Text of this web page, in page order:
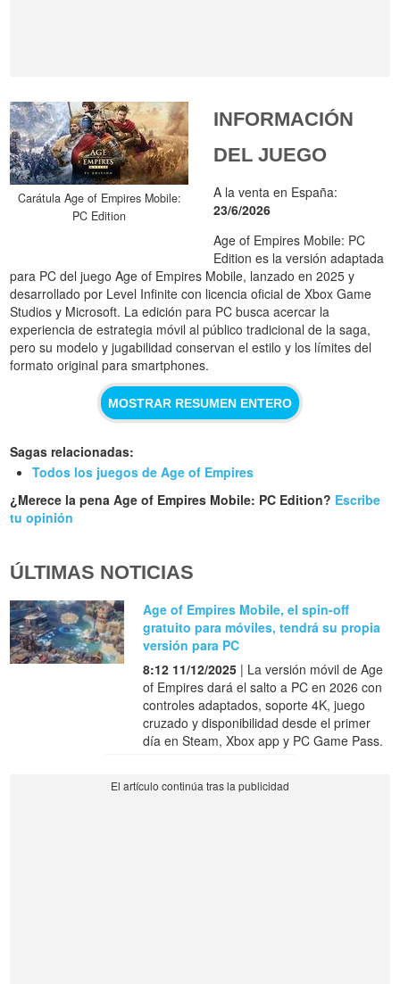
Carátula Age of Empires Mobile:
PC Edition
INFORMACIÓN
DEL JUEGO
A la venta en España:
23/6/2026
Age of Empires Mobile: PC
Edition es la versión adaptada
para PC del juego Age of Empires Mobile, lanzado en 2025 y
desarrollado por Level Infinite con licencia oficial de Xbox Game
Studios y Microsoft. La edición para PC busca acercar la
experiencia de estrategia móvil al público tradicional de la saga,
pero su modelo y jugabilidad conservan el estilo y los límites del
formato original para smartphones.
MOSTRAR RESUMEN ENTERO
Sagas relacionadas:
Todos los juegos de Age of Empires
¿Merece la pena Age of Empires Mobile: PC Edition? Escribe
tu opinión
ÚLTIMAS NOTICIAS
Age of Empires Mobile, el spin-off
gratuito para móviles, tendrá su propia
versión para PC
8:12 11/12/2025 | La versión móvil de Age
of Empires dará el salto a PC en 2026 con
controles adaptados, soporte 4K, juego
cruzado y disponibilidad desde el primer
día en Steam, Xbox app y PC Game Pass.